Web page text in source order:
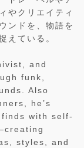
やクリエイティ
ンドを、物語を
えている。
and
funk,
Also
he’s
with self-
styles, and